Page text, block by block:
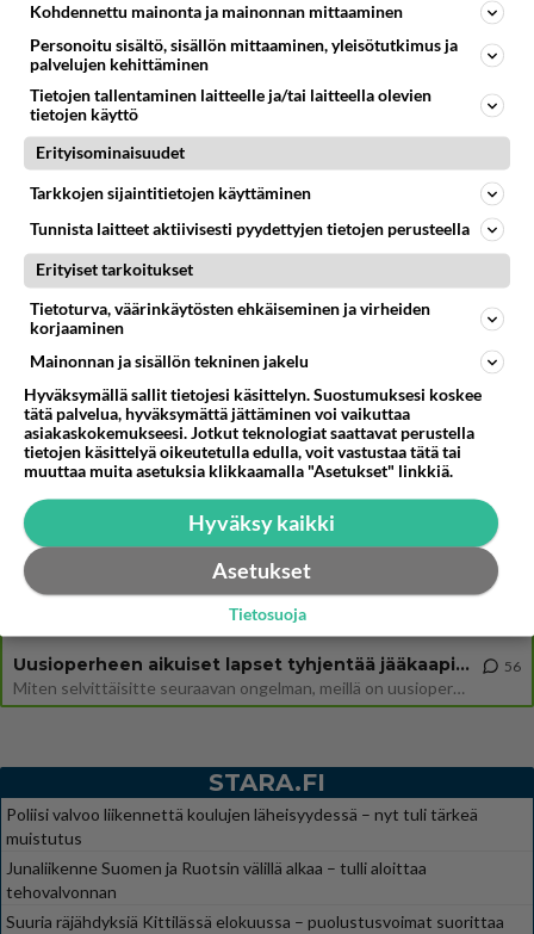
Mitä tuot pöytään parisuhteessa?
Muistatko? Kädestä suuhun elävä Satu sai jättimäisen rahasalkun
Henry-miljonääriltä
Iloyllätys! Maajussi-Kalle ja Niina palaavat televisioon - Niinalta
rehellinen reaktio: "KÄÄKS!"
Esko Eerikäinen lopetti testosteronit kesäksi - Tämä ikävä vaikutus iski
heti
Martinan bisneksillä ei mene hyvin
https://www.iltalehti.fi/viihdeuutiset/a/c46da6ab-340f-4790-aaa7-0865eed2336 Yrityksen konkurssihakemus on tullut kärä
Tiesitkö? Martina Aitolehden isäpuoli on tämä suosittu laulaja
Martina Aitolehti on seurattu julkisuuden henkilö. Lähipiiriin mahtuu muitakin tunnettuja henkilöitä. Tiesitkö, että Ma
2 km on nykyään liian pitkä koulumatka
Miesten tuijotus
Uusioperheen aikuiset lapset tyhjentää jääkaapin käydessään
Miten selvittäisitte seuraavan ongelman, meillä on uusioperhe, minulla teini-ikäiset lapset ja puolisolla aikuiset, jotk
56
STARA.FI
Poliisi valvoo liikennettä koulujen läheisyydessä – nyt tuli tärkeä
muistutus
Junaliikenne Suomen ja Ruotsin välillä alkaa – tulli aloittaa
tehovalvonnan
Suuria räjähdyksiä Kittilässä elokuussa – puolustusvoimat suorittaa
Kohdennettu mainonta ja mainonnan mittaaminen
Personoitu sisältö, sisällön mittaaminen, yleisötutkimus ja
palvelujen kehittäminen
Tietojen tallentaminen laitteelle ja/tai laitteella olevien
tietojen käyttö
Erityisominaisuudet
Tarkkojen sijaintitietojen käyttäminen
Tunnista laitteet aktiivisesti pyydettyjen tietojen perusteella
Erityiset tarkoitukset
Tietoturva, väärinkäytösten ehkäiseminen ja virheiden
korjaaminen
Mainonnan ja sisällön tekninen jakelu
Hyväksymällä sallit tietojesi käsittelyn. Suostumuksesi koskee
tätä palvelua, hyväksymättä jättäminen voi vaikuttaa
asiakaskokemukseesi. Jotkut teknologiat saattavat perustella
tietojen käsittelyä oikeutetulla edulla, voit vastustaa tätä tai
muuttaa muita asetuksia klikkaamalla "Asetukset" linkkiä.
Hyväksy kaikki
Asetukset
Tietosuoja